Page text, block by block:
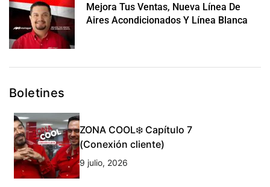
Mejora Tus Ventas, Nueva Línea De
Aires Acondicionados Y Línea Blanca
Boletines
ZONA COOL❄️ Capítulo 7
(Conexión cliente)
9 julio, 2026